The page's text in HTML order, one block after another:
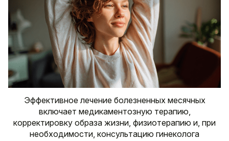
Эффективное лечение болезненных месячных
включает медикаментозную терапию,
корректировку образа жизни, физиотерапию и, при
необходимости, консультацию гинеколога